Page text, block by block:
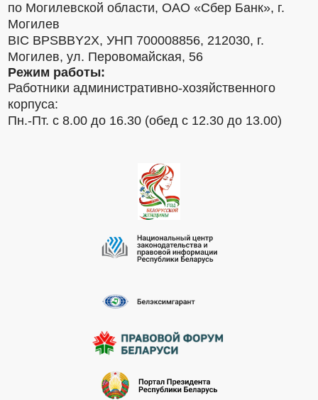
по Могилевской области, ОАО «Сбер Банк», г.
Могилев
BIC BPSBBY2X, УНП 700008856, 212030, г.
Могилев, ул. Перовомайская, 56
Режим работы:
Работники административно-хозяйственного
корпуса:
Пн.-Пт. с 8.00 до 16.30 (обед с 12.30 до 13.00)